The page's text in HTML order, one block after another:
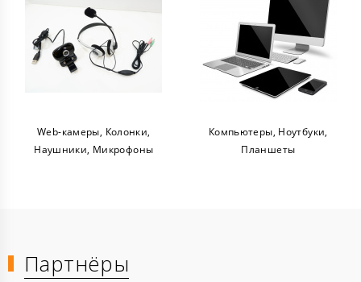
Web-камеры, Колонки,
Наушники, Микрофоны
Компьютеры, Ноутбуки,
Планшеты
Партнёры